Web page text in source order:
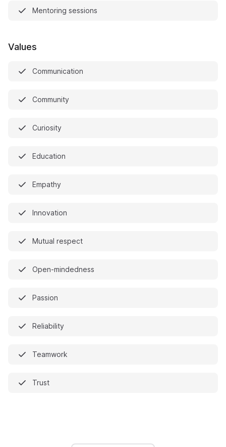
Mentoring sessions
Values
Communication
Community
Curiosity
Education
Empathy
Innovation
Mutual respect
Open-mindedness
Passion
Reliability
Teamwork
Trust